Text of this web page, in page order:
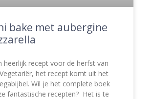
bake met aubergine
heerlijk recept voor de herfst van
het recept komt uit het
Wil je het complete boek
fantastische recepten? Het is te